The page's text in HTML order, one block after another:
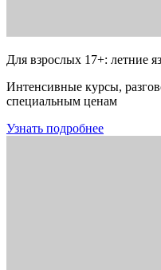
Для взрослых 17+: летние
Интенсивные курсы,
специальным ценам
Узнать подробнее